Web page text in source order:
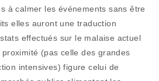
à calmer les événements sans être
elles auront une traduction
effectués sur le malaise actuel
(pas celle des grandes
intensives) figure celui de